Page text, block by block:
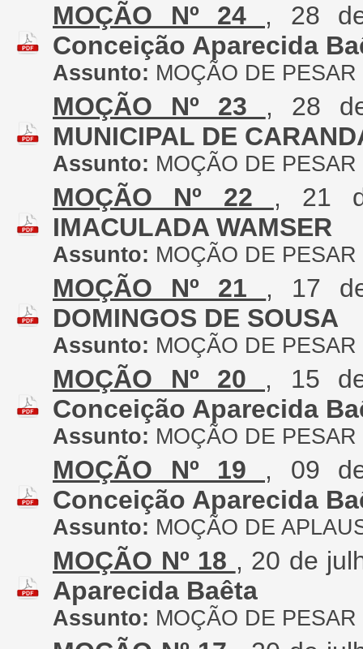
MOÇÃO Nº 24 , 28
Conceição Aparecida
Assunto: MOÇÃO DE PESAR
MOÇÃO Nº 23 , 28
MUNICIPAL DE
Assunto: MOÇÃO DE PESAR
MOÇÃO Nº 22 , 21
IMACULADA WAMSER
Assunto: MOÇÃO DE PESAR
MOÇÃO Nº 21 , 17
DOMINGOS DE SOUSA
Assunto: MOÇÃO DE PESAR
MOÇÃO Nº 20 , 15
Conceição Aparecida
Assunto: MOÇÃO DE PESAR
MOÇÃO Nº 19 , 09
Conceição Aparecida
Assunto: MOÇÃO DE
MOÇÃO Nº 18 , 20 de
Aparecida Baêta
Assunto: MOÇÃO DE PESAR